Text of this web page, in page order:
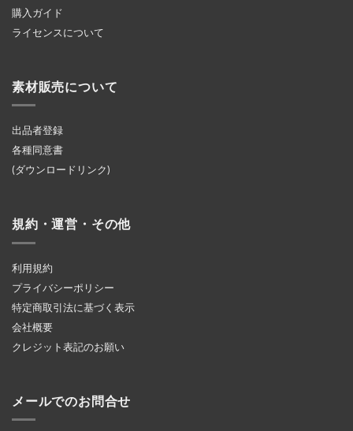
購入ガイド
ライセンスについて
素材販売について
出品者登録
各種同意書
(ダウンロードリンク)
規約・運営・その他
利用規約
プライバシーポリシー
特定商取引法に基づく表示
会社概要
クレジット表記のお願い
メールでのお問合せ